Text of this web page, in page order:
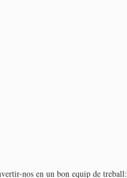
nos en un bon equip de treball: